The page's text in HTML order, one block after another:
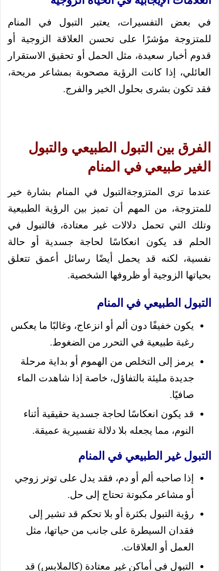
في بعض التفسيرات، يعتبر التبول في المنام
للمتزوجة مؤشرًا على تحسن العلاقة الزوجية أو
قدوم أخبار سعيدة، مثل الحمل أو تحقيق الاستقرار
العائلي، إذا كانت الرؤية مصحوبة بمشاعر مريحة،
فقد تكون بشرى بحلول الخير والفرج.
الفرق بين التبول الطبيعي والتبول
الغير طبيعي في المنام
عندما ترى المتزوجةالتبول في المنام بشارة خير
للمتزوجة، من المهم أن تميز بين الرؤية الطبيعية
وتلك التي تحمل دلالات غير معتادة، فالتبول في
الحلم قد يكون انعكاسًا لحاجة جسدية أو حالة
نفسية، لكنه قد يحمل أيضًا رسائل أعمق تتعلق
بحياتها الزوجية أو ظروفها الشخصية.
التبول الطبيعي في المنام
يكون خفيفًا دون ألم أو انزعاج، وغالبًا ما يعكس
رغبة طبيعية في التحرر من الضغوط.
يرمز إلى التخلص من الهموم أو بداية مرحلة
جديدة مليئة بالتفاؤل، خاصة إذا شاهدت الماء
صافيًا.
قد يكون انعكاسًا لحاجة جسدية حقيقية أثناء
النوم، مما يجعله بلا دلالة تفسيرية عميقة.
التبول غير الطبيعي في المنام
إذا صاحبه ألم أو دم، فقد يدل على توتر زوجي
أو مشاعر مكبوتة تحتاج إلى حل.
رؤية التبول بكثرة أو بلا تحكم قد تشير إلى
فقدان السيطرة على جانب من حياتها، مثل
العمل أو العلاقات.
التبول في أماكن غير معتادة (كالملابس) قد